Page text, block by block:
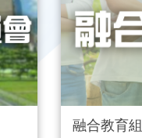
融合教育組